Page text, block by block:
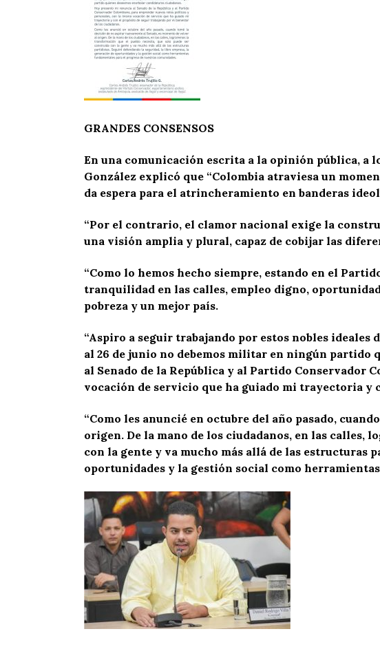
GRANDES CONSENSOS
En una comunicación escrita a la opinión pública, a
González explicó que “Colombia atraviesa un
da espera para el atrincheramiento en banderas
“Por el contrario, el clamor nacional exige la
una visión amplia y plural, capaz de cobijar las
“Como lo hemos hecho siempre, estando en el
tranquilidad en las calles, empleo digno,
pobreza y un mejor país.
“Aspiro a seguir trabajando por estos nobles
al 26 de junio no debemos militar en ningún partido
al Senado de la República y al Partido Conservador
vocación de servicio que ha guiado mi trayectoria y
“Como les anuncié en octubre del año pasado,
origen. De la mano de los ciudadanos, en las calles,
con la gente y va mucho más allá de las estructuras
oportunidades y la gestión social como